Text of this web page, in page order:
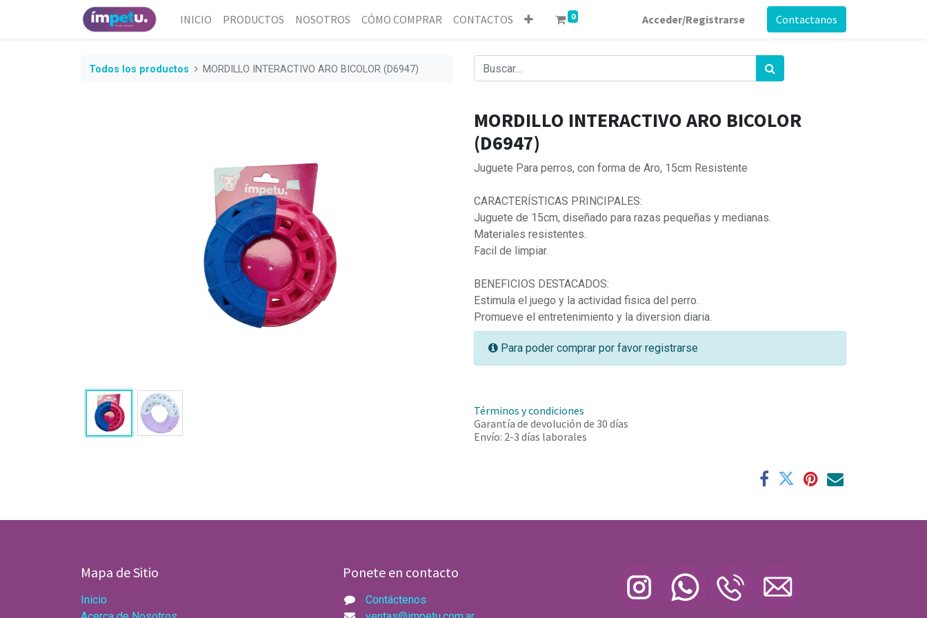
INICIO PRODUCTOS NOSOTROS CÓMO COMPRAR CONTACTOS 0 Acceder/Registrarse Contactanos
Todos los productos MORDILLO INTERACTIVO ARO BICOLOR (D6947)
MORDILLO INTERACTIVO ARO BICOLOR
(D6947)
Juguete Para perros, con forma de Aro, 15cm Resistente
CARACTERÍSTICAS PRINCIPALES:
Juguete de 15cm, diseñado para razas pequeñas y medianas.
Materiales resistentes.
Facil de limpiar.
BENEFICIOS DESTACADOS:
Estimula el juego y la actividad fisica del perro.
Promueve el entretenimiento y la diversion diaria.
Para poder comprar por favor registrarse
Términos y condiciones
Garantía de devolución de 30 días
Envío: 2-3 días laborales
Mapa de Sitio
Inicio
Ponete en contacto
Contáctenos